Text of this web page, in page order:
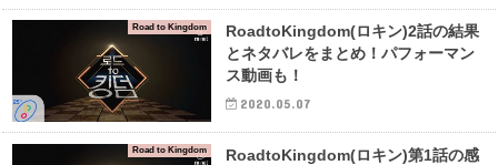
Road to Kingdom
RoadtoKingdom(ロキン)2話の結果
とネタバレをまとめ！パフォーマン
ス動画も！
2020.05.07
Road to Kingdom
RoadtoKingdom(ロキン)第1話の感